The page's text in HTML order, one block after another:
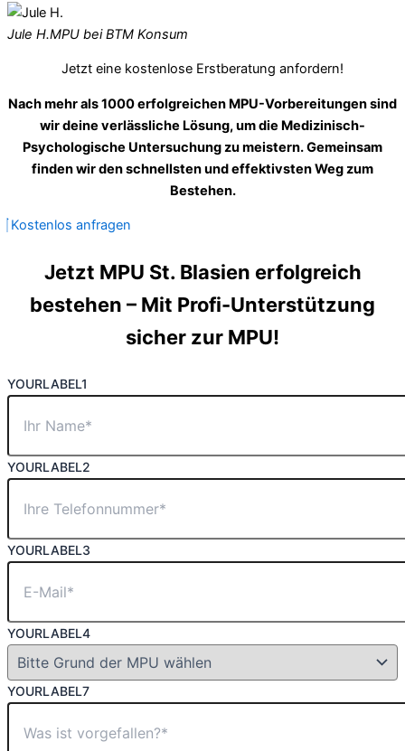
Jule H.MPU bei BTM Konsum
Jetzt eine kostenlose Erstberatung anfordern!
Nach mehr als 1000 erfolgreichen MPU-Vorbereitungen sind
wir deine verlässliche Lösung, um die Medizinisch-
Psychologische Untersuchung zu meistern. Gemeinsam
finden wir den schnellsten und effektivsten Weg zum
Bestehen.
Kostenlos anfragen
Jetzt MPU St. Blasien erfolgreich
bestehen – Mit Profi-Unterstützung
sicher zur MPU!
YOURLABEL1
YOURLABEL2
YOURLABEL3
YOURLABEL4
YOURLABEL7